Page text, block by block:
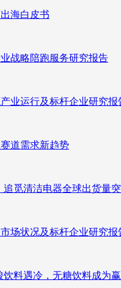
海白皮书
战略陪跑服务研究报告
业运行及标杆企业研究报
道需求新趋势
觅清洁电器全球出货量
场状况及标杆企业研究报
饮料遇冷，无糖饮料成为